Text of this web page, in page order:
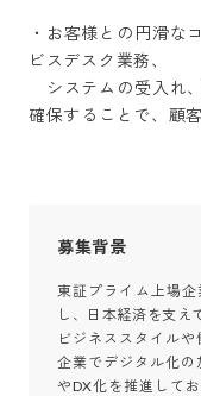
・お客様との円滑な
ビスデスク業務、
システムの受入れ
確保することで、顧
募集背景
東証プライム上場
し、日本経済を支え
ビジネススタイル
企業でデジタル化
やDX化を推進して